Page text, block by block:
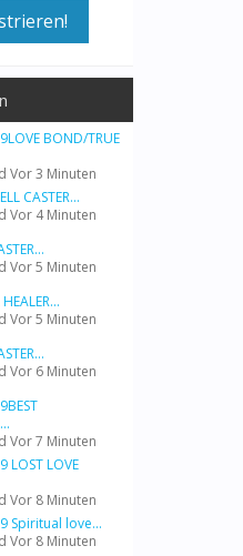
BOND/TRUE
Vor 3 Minuten
CASTER...
Vor 4 Minuten
Vor 5 Minuten
Vor 5 Minuten
Vor 6 Minuten
Vor 7 Minuten
LOST LOVE
Vor 8 Minuten
Spiritual love...
Vor 8 Minuten